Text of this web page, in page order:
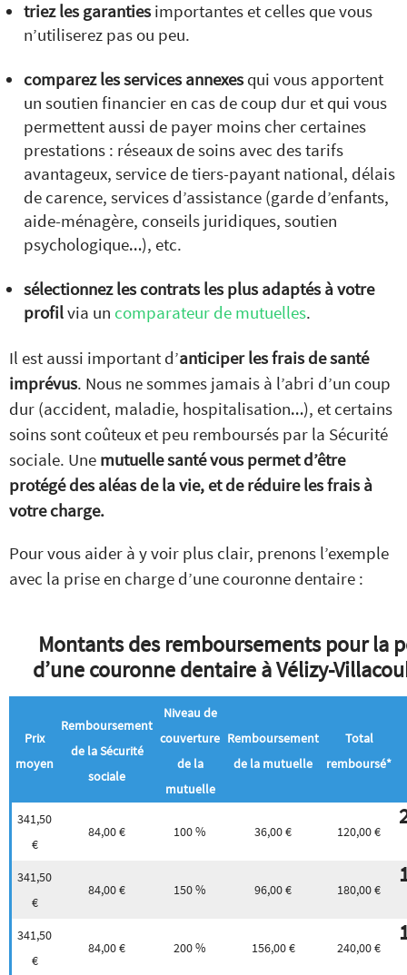
triez les garanties importantes et celles que vous
n’utiliserez pas ou peu.
comparez les services annexes qui vous apportent
un soutien financier en cas de coup dur et qui vous
permettent aussi de payer moins cher certaines
prestations : réseaux de soins avec des tarifs
avantageux, service de tiers-payant national, délais
de carence, services d’assistance (garde d’enfants,
aide-ménagère, conseils juridiques, soutien
psychologique…), etc.
sélectionnez les contrats les plus adaptés à votre
profilvia un comparateur de mutuelles.
Il est aussi important d’anticiper les frais de santé
imprévus. Nous ne sommes jamais à l’abri d’un coup
dur (accident, maladie, hospitalisation…), et certains
soins sont coûteux et peu remboursés par la Sécurité
sociale. Une mutuelle santé vous permet d’être
protégé des aléas de la vie, et de réduire les frais à
votre charge.
Pour vous aider à y voir plus clair, prenons l’exemple
avec la prise en charge d’une couronne dentaire :
Montants des remboursements pour la
d’une couronne dentaire à Vélizy-
Prix
moyen
Remboursement
de la Sécurité
sociale
Niveau de
couverture
de la
mutuelle
Remboursement
de la mutuelle
Total
remboursé*
341,50
€
84,00 € 100 % 36,00 € 120,00 €
341,50
€
84,00 € 150 % 96,00 € 180,00 €
341,50
€
84,00 € 200 % 156,00 € 240,00 €